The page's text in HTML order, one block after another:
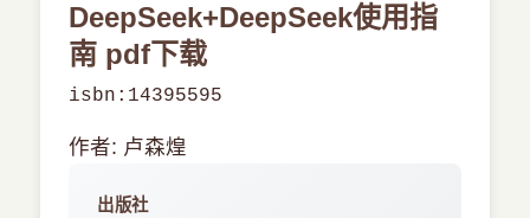
DeepSeek+DeepSeek使用指
南 pdf下载
isbn:14395595
作者: 卢森煌
出版社